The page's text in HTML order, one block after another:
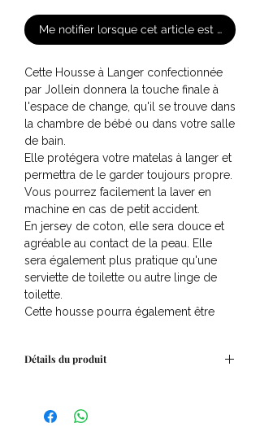
Me notifier lorsque cet article est
Cette Housse à Langer confectionnée
par Jollein donnera la touche finale à
l'espace de change, qu'il se trouve dans
la chambre de bébé ou dans votre salle
de bain.
Elle protégera votre matelas à langer et
permettra de le garder toujours propre.
Vous pourrez facilement la laver en
machine en cas de petit accident.
En jersey de coton, elle sera douce et
agréable au contact de la peau. Elle
sera également plus pratique qu'une
serviette de toilette ou autre linge de
toilette.
Cette housse pourra également être
A vous de voir selon les dimensions et
mise en place sur le matelas.
Détails du produit
Dimensions : 50x70 cm